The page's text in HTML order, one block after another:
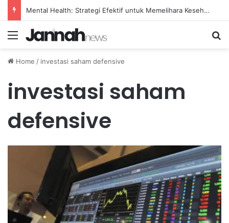
Mental Health: Strategi Efektif untuk Memelihara Kesehatan Emosi Pribadi
Menu
Home / investasi saham defensive
investasi saham
defensive